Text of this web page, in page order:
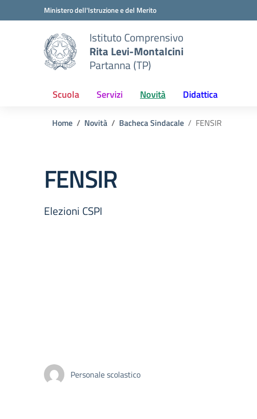
Vai ai contenuti
Vai al menu di navigazioneMinistero dell'Istruzione e del Merito
Istituto Comprensivo
Rita Levi-Montalcini
Partanna (TP)
Scuola Servizi Novità Didattica
Home Novità Bacheca Sindacale FENSIR
FENSIR
Elezioni CSPI
Personale scolastico